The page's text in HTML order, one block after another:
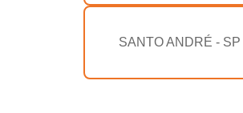
SANTO ANDRÉ - SP